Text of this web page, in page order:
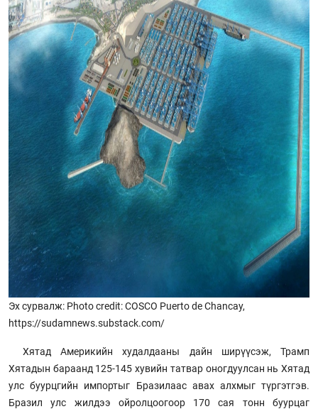
Эх сурвалж: Photo credit: COSCO Puerto de Chancay,
https://sudamnews.substack.com/
Хятад Америкийн худалдааны дайн ширүүсэж, Трамп
Хятадын бараанд 125-145 хувийн татвар оногдуулсан нь Хятад
улс буурцгийн импортыг Бразилаас авах алхмыг түргэтгэв.
Бразил улс жилдээ ойролцоогоор 170 сая тонн буурцаг